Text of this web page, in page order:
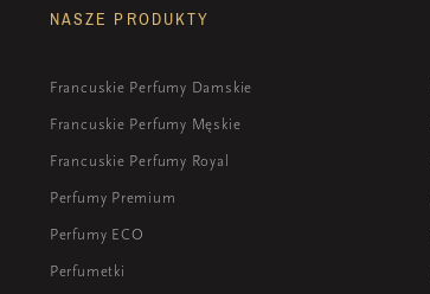
NASZE PRODUKTY
Francuskie Perfumy Damskie
Francuskie Perfumy Męskie
Francuskie Perfumy Royal
Perfumy Premium
Perfumy ECO
Perfumetki